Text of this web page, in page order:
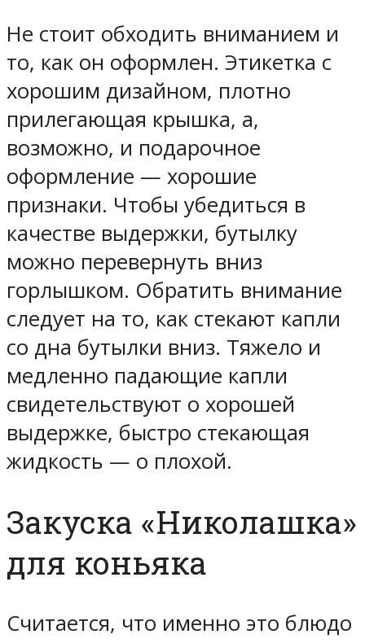
Не стоит обходить вниманием и
то, как он оформлен. Этикетка с
хорошим дизайном, плотно
прилегающая крышка, а,
возможно, и подарочное
оформление — хорошие
признаки. Чтобы убедиться в
качестве выдержки, бутылку
можно перевернуть вниз
горлышком. Обратить внимание
следует на то, как стекают капли
со дна бутылки вниз. Тяжело и
медленно падающие капли
свидетельствуют о хорошей
выдержке, быстро стекающая
жидкость — о плохой.
Закуска «Николашка»
для коньяка
Считается, что именно это блюдо